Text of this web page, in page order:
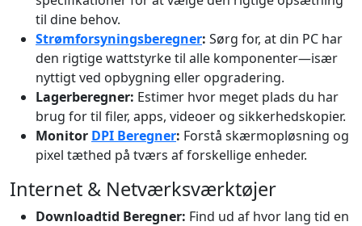
til dine behov.
Strømforsyningsberegner: Sørg for, at din PC har
den rigtige wattstyrke til alle komponenter—især
nyttigt ved opbygning eller opgradering.
Lagerberegner: Estimer hvor meget plads du har
brug for til filer, apps, videoer og sikkerhedskopier.
Monitor DPI Beregner: Forstå skærmopløsning og
pixel tæthed på tværs af forskellige enheder.
Internet & Netværksværktøjer
Downloadtid Beregner: Find ud af hvor lang tid en